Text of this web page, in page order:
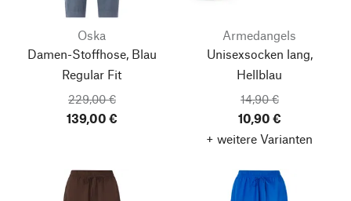
Oska
Damen-Stoffhose, Blau
Regular Fit
229,00 €
139,00 €
Armedangels
Unisexsocken lang,
Hellblau
14,90 €
10,90 €
+ weitere Varianten